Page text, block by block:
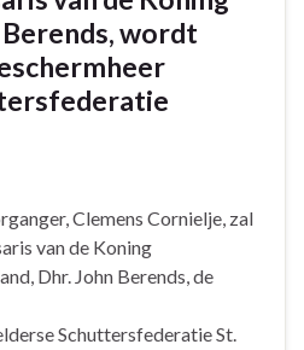
wordt
Clemens Cornielje, zal
van de Koning
Dhr. John Berends, de
Schuttersfederatie St.